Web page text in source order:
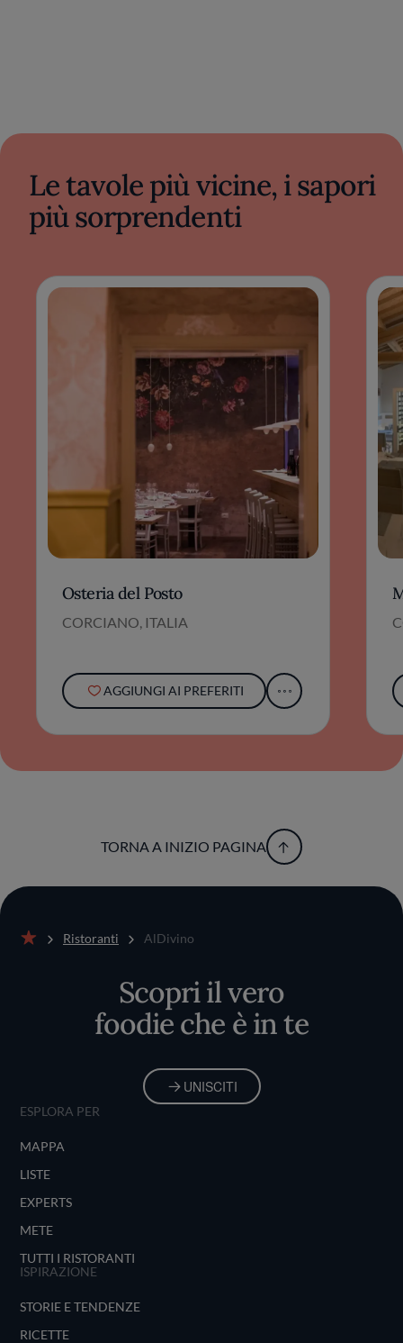
Le tavole più vicine, i sapori
più sorprendenti
Osteria del Posto
CORCIANO, ITALIA
AGGIUNGI AI PREFERITI
TORNA A INIZIO PAGINA
Ristoranti AlDivino
Scopri il vero
foodie che è in te
UNISCITI
ESPLORA PER
MAPPA
LISTE
EXPERTS
METE
TUTTI I RISTORANTI
ISPIRAZIONE
STORIE E TENDENZE
RICETTE